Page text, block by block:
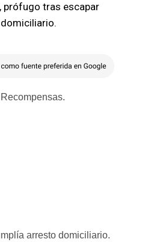
prófugo tras escapar
arresto domiciliario.